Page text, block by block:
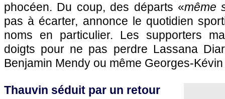
phocéen. Du coup, des départs «même
pas à écarter, annonce le quotidien
noms en particulier. Les supporters
doigts pour ne pas perdre Lassana
Benjamin Mendy ou même Georges-
Thauvin séduit par un retour